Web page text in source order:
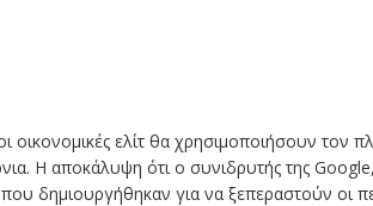
οικονομικές ελίτ θα χρησιμοποιήσουν τον
Η αποκάλυψη ότι ο συνιδρυτής της
που δημιουργήθηκαν για να ξεπεραστούν οι